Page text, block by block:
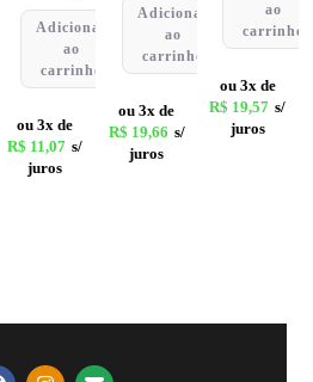
Adicionar
ao
carrinho
ou 3x de
R$ 11,07 s/
juros
Adicionar
ao
carrinho
ou 3x de
R$ 19,66 s/
juros
ao
carrinho
ou 3x de
R$ 19,57 s/
juros